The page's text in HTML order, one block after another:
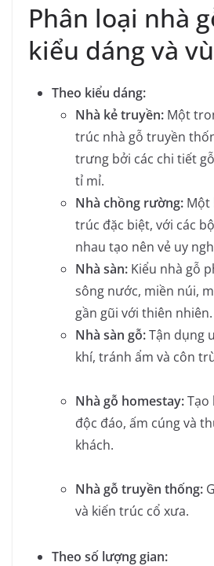
Phân loại nhà
kiểu dáng và
Theo kiểu dáng:
Nhà kẻ truyền: Một
trúc nhà gỗ truyền
trưng bởi các chi tiết
tỉ mỉ.
Nhà chồng rường: Một
trúc đặc biệt, với các
nhau tạo nên vẻ uy
Nhà sàn: Kiểu nhà gỗ
sông nước, miền núi,
gần gũi với thiên nhiên.
Nhà sàn gỗ:Tận dụng
khí, tránh ẩm và côn
Nhà gỗ homestay:Tạo
độc đáo, ấm cúng và
khách.
Nhà gỗ truyền thống:
và kiến trúc cổ xưa.
Theo số lượng gian: